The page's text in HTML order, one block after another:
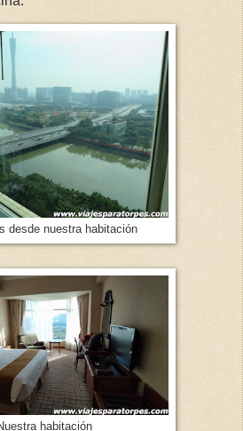
desde nuestra habitación
habitación